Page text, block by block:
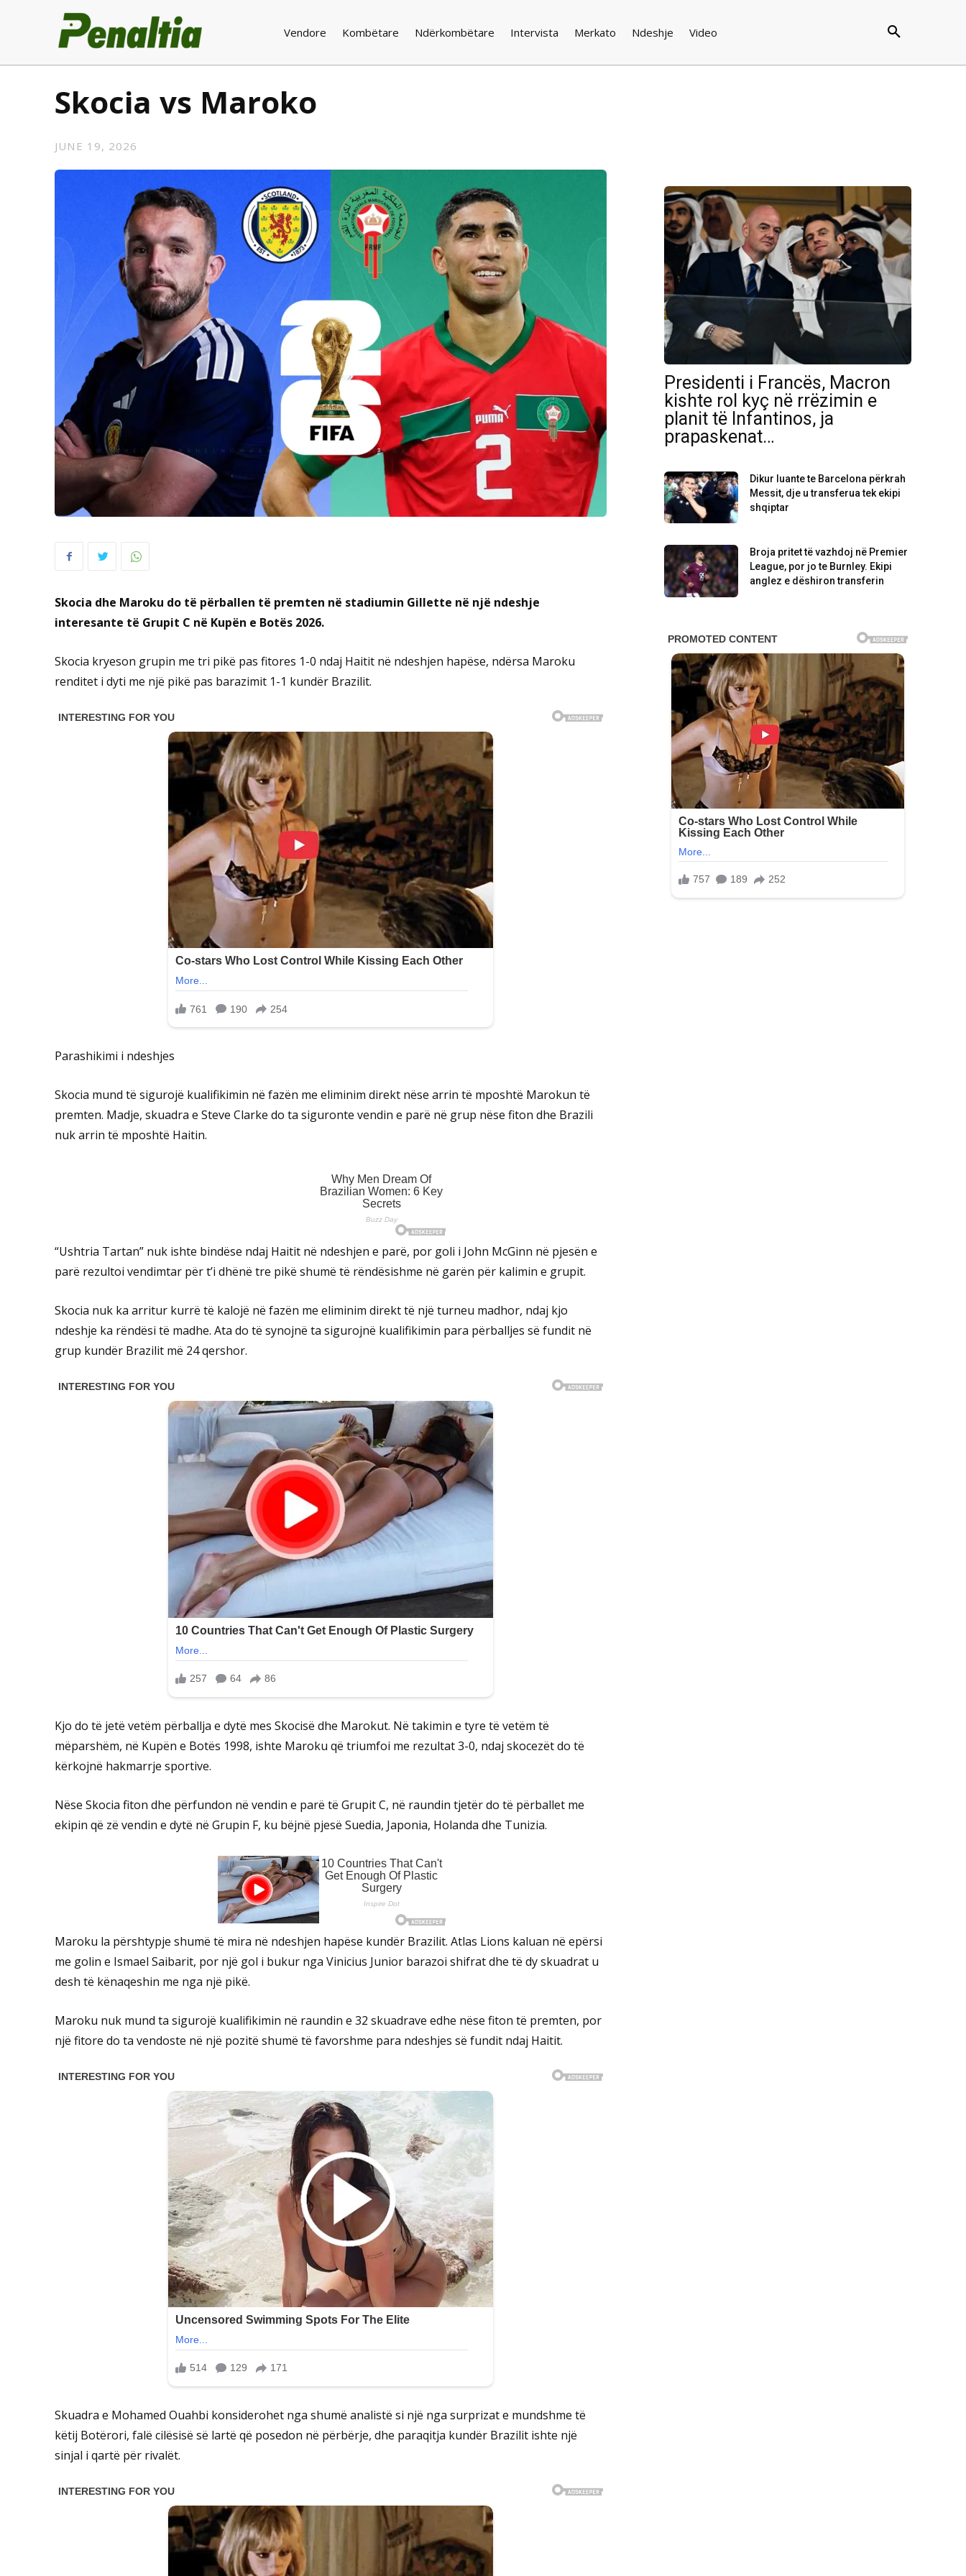
Vendore Kombëtare Ndërkombëtare Intervista Merkato Ndeshje Video
Skocia vs Maroko
JUNE 19, 2026
Skocia dhe Maroku do të përballen të premten në stadiumin Gillette në një ndeshje
interesante të Grupit C në Kupën e Botës 2026.
Skocia kryeson grupin me tri pikë pas fitores 1-0 ndaj Haitit në ndeshjen hapëse, ndërsa Maroku
renditet i dyti me një pikë pas barazimit 1-1 kundër Brazilit.
Parashikimi i ndeshjes
Skocia mund të sigurojë kualifikimin në fazën me eliminim direkt nëse arrin të mposhtë Marokun të
premten. Madje, skuadra e Steve Clarke do ta siguronte vendin e parë në grup nëse fiton dhe Brazili
nuk arrin të mposhtë Haitin.
“Ushtria Tartan” nuk ishte bindëse ndaj Haitit në ndeshjen e parë, por goli i John McGinn në pjesën e
parë rezultoi vendimtar për t’i dhënë tre pikë shumë të rëndësishme në garën për kalimin e grupit.
Skocia nuk ka arritur kurrë të kalojë në fazën me eliminim direkt të një turneu madhor, ndaj kjo
ndeshje ka rëndësi të madhe. Ata do të synojnë ta sigurojnë kualifikimin para përballjes së fundit në
grup kundër Brazilit më 24 qershor.
Kjo do të jetë vetëm përballja e dytë mes Skocisë dhe Marokut. Në takimin e tyre të vetëm të
mëparshëm, në Kupën e Botës 1998, ishte Maroku që triumfoi me rezultat 3-0, ndaj skocezët do të
kërkojnë hakmarrje sportive.
Nëse Skocia fiton dhe përfundon në vendin e parë të Grupit C, në raundin tjetër do të përballet me
ekipin që zë vendin e dytë në Grupin F, ku bëjnë pjesë Suedia, Japonia, Holanda dhe Tunizia.
Maroku la përshtypje shumë të mira në ndeshjen hapëse kundër Brazilit. Atlas Lions kaluan në epërsi
me golin e Ismael Saibarit, por një gol i bukur nga Vinicius Junior barazoi shifrat dhe të dy skuadrat u
desh të kënaqeshin me nga një pikë.
Maroku nuk mund ta sigurojë kualifikimin në raundin e 32 skuadrave edhe nëse fiton të premten, por
një fitore do ta vendoste në një pozitë shumë të favorshme para ndeshjes së fundit ndaj Haitit.
Skuadra e Mohamed Ouahbi konsiderohet nga shumë analistë si një nga surprizat e mundshme të
këtij Botërori, falë cilësisë së lartë që posedon në përbërje, dhe paraqitja kundër Brazilit ishte një
sinjal i qartë për rivalët.
Presidenti i Francës, Macron
kishte rol kyç në rrëzimin e
planit të Infantinos, ja
prapaskenat…
Dikur luante te Barcelona përkrah
Messit, dje u transferua tek ekipi
shqiptar
Broja pritet të vazhdoj në Premier
League, por jo te Burnley. Ekipi
anglez e dëshiron transferin